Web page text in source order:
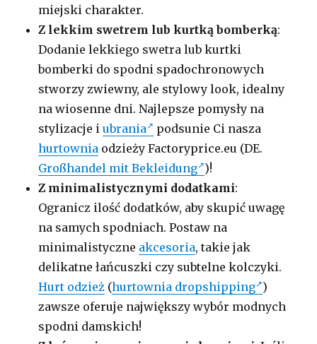
miejski charakter.
Z lekkim swetrem lub kurtką bomberką:
Dodanie lekkiego swetra lub kurtki
bomberki do spodni spadochronowych
stworzy zwiewny, ale stylowy look, idealny
na wiosenne dni. Najlepsze pomysły na
stylizacje iubrania
podsunie Ci nasza
hurtownia odzieży Factoryprice.eu (DE.
Großhandel mit Bekleidung )!
Z minimalistycznymi dodatkami:
Ogranicz ilość dodatków, aby skupić uwagę
na samych spodniach. Postaw na
minimalistyczne akcesoria, takie jak
delikatne łańcuszki czy subtelne kolczyki.
Hurt odzież (hurtownia dropshipping )
zawsze oferuje największy wybór modnych
spodni damskich!